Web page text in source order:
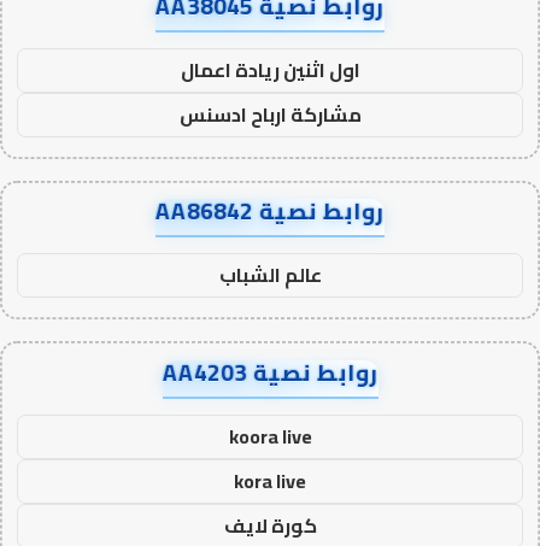
اول اثنين ريادة اعمال
مشاركة ارباح ادسنس
روابط نصية AA86842
عالم الشباب
روابط نصية AA4203
koora live
kora live
كورة لايف